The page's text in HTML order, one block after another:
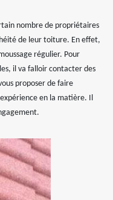
nombre de propriétaires
de leur toiture. En effet,
régulier. Pour
il va falloir contacter des
proposer de faire
en la matière. Il